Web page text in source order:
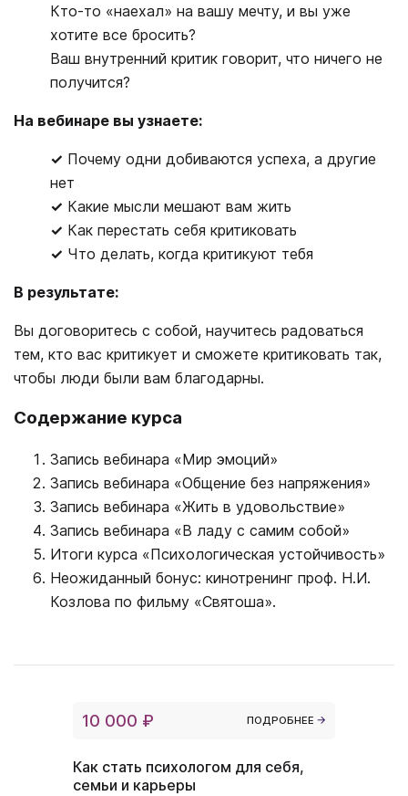
Кто-то «наехал» на вашу мечту, и вы уже
хотите все бросить?
Ваш внутренний критик говорит, что ничего не
получится?
На вебинаре вы узнаете:
✓ Почему одни добиваются успеха, а другие
нет
✓ Какие мысли мешают вам жить
✓ Как перестать себя критиковать
✓ Что делать, когда критикуют тебя
В результате:
Вы договоритесь с собой, научитесь радоваться
тем, кто вас критикует и сможете критиковать так,
чтобы люди были вам благодарны.
Содержание курса
Запись вебинара «Мир эмоций»
Запись вебинара «Общение без напряжения»
Запись вебинара «Жить в удовольствие»
Запись вебинара «В ладу с самим собой»
Итоги курса «Психологическая устойчивость»
Неожиданный бонус: кинотренинг проф. Н.И.
Козлова по фильму «Святоша».
10 000 ₽ ПОДРОБНЕЕ
Как стать психологом для себя,
семьи и карьеры